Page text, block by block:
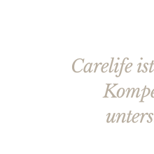
Carelife